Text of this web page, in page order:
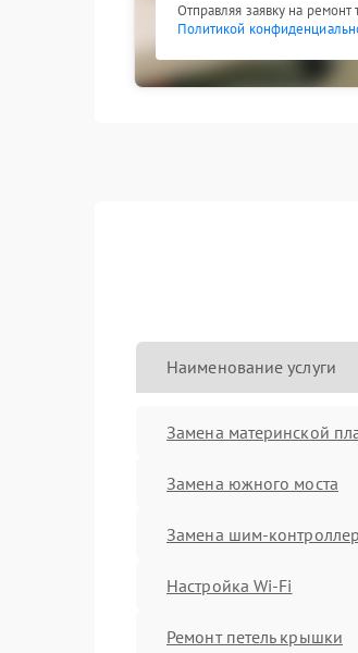
Отправляя заявку на
Политикой
Наименование услуги
Замена материнской
Замена южного моста
Замена шим-
Настройка Wi-Fi
Ремонт петель крышки